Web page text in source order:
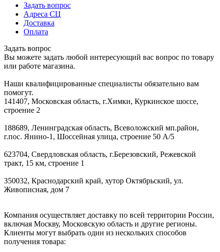
Задать вопрос
Адреса СЦ
Доставка
Оплата
Задать вопрос
Вы можете задать любой интересующий вас вопрос по товару
или работе магазина.
Наши квалифицированные специалисты обязательно вам
помогут.
141407, Московская область, г.Химки, Куркинское шоссе,
строение 2
188689, Ленинградская область, Всеволожский мп.район,
г.пос. Янино-1, Шоссейная улица, строение 50 А/5
623704, Свердловская область, г.Березовский, Режевской
тракт, 15 км, строение 1
350032, Краснодарский край, хутор Октябрьский, ул.
Живописная, дом 7
Компания осуществляет доставку по всей территории России,
включая Москву, Московскую область и другие регионы.
Клиенты могут выбрать один из нескольких способов
получения товара: